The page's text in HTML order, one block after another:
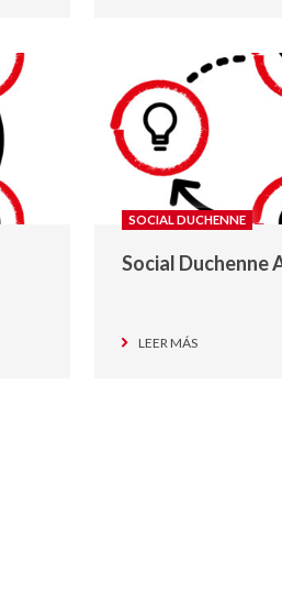
SOCIAL DUCHENNE
Social Duchenne
LEER MÁS